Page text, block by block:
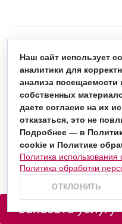
Заказать услугу
Вопрос/ответ
На каких языках
МКТУ?
официальные
Наш сайт использует
аналитики для
анализа
собственных
даете согласие на их
отказаться, это не
Подробнее — в
cookie и Политике
Политика
Политика обработки
ОТКЛОНИТЬ